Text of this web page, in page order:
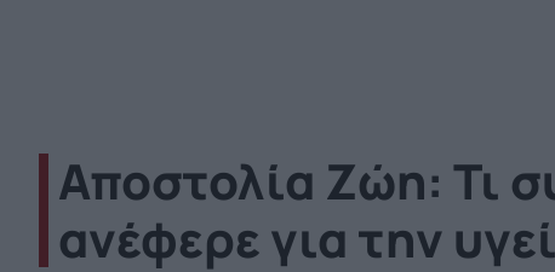
Αποστολία Ζώη: Τι
ανέφερε για την